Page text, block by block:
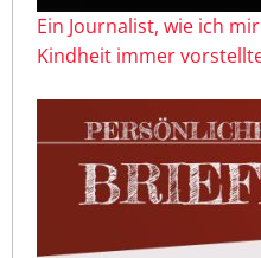
Ein Journalist, wie ich
Kindheit immer